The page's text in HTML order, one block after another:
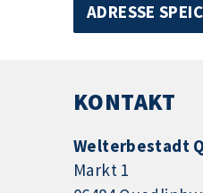
KONTAKT
Welterbestadt
Markt 1